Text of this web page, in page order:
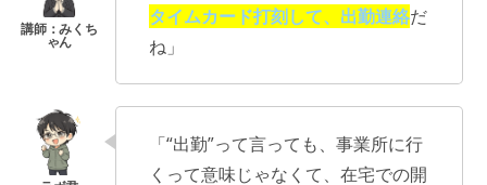
タイムカード打刻して、出勤連絡だ
ね」
「“出勤”って言っても、事業所に行
くって意味じゃなくて、在宅での開